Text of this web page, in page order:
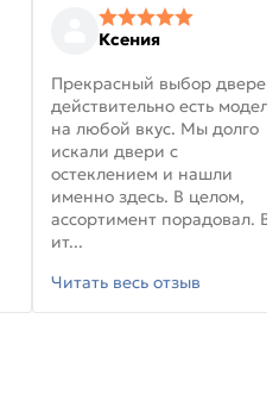
Ксения
Прекрасный выбор
действительно есть модели
на любой вкус. Мы долго
искали двери с
остеклением и нашли
именно здесь. В целом,
ассортимент порадовал. В
ит...
Читать весь отзыв